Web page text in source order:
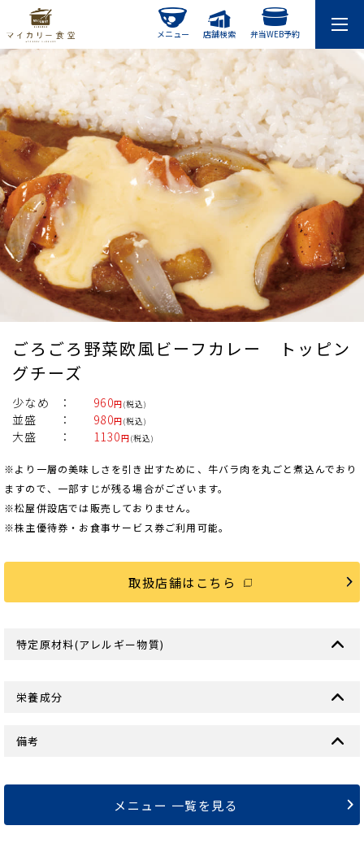
弁当WEB予約
店舗検索
メニュー
ごろごろ野菜欧風ビーフカレー トッピン
グチーズ
少なめ 960円(税込)
並盛 980円(税込)
大盛 1130円(税込)
※より一層の美味しさを引き出すために、牛バラ肉を丸ごと煮込んでおり
ますので、一部すじが残る場合がございます。
※松屋併設店では販売しておりません。
※株主優待券・お食事サービス券ご利用可能。
取扱店舗はこちら
特定原材料(アレルギー物質)
栄養成分
備考
メニュー 一覧を見る